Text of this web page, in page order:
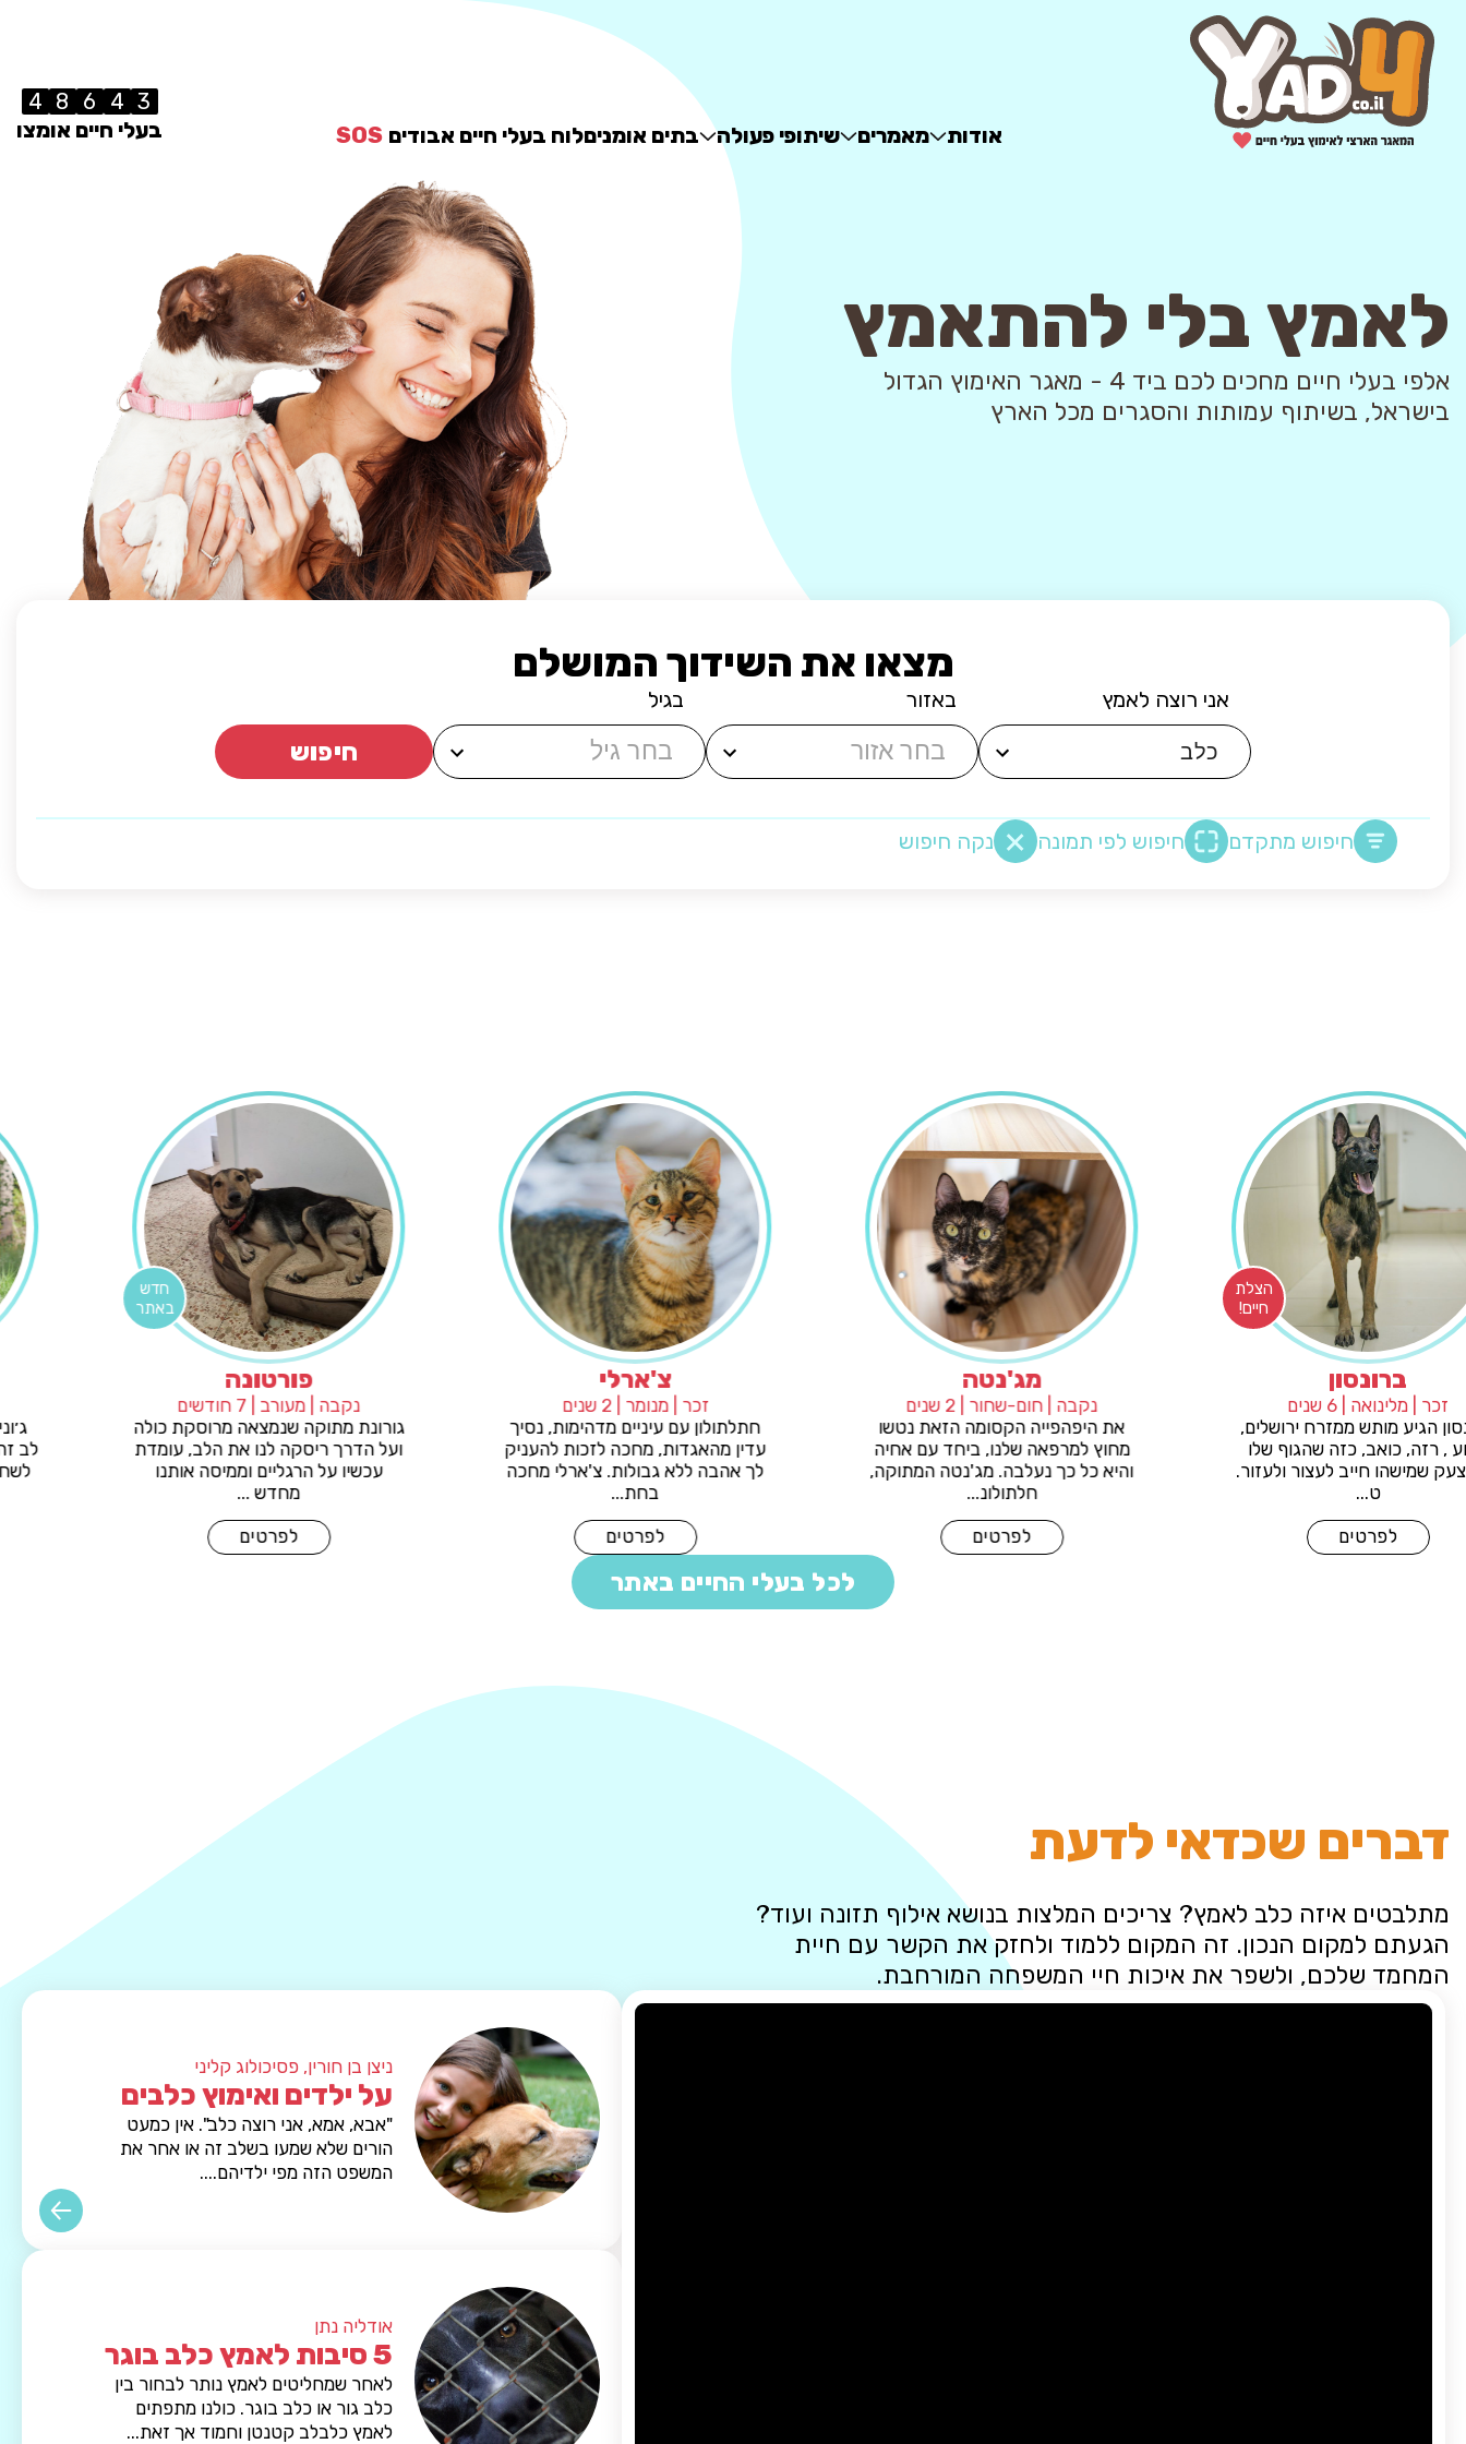
אודות מאמרים שיתופי פעולה בתים אומניםלוח בעלי חיים אבודים SOS
3
4
6
8
4
בעלי חיים אומצו
לאמץ בלי להתאמץ
אלפי בעלי חיים מחכים לכם ביד 4 - מאגר האימוץ הגדול
בישראל, בשיתוף עמותות והסגרים מכל הארץ
מצאו את השידוך המושלם
אני רוצה לאמץ באזור בגיל
חיפוש
חיפוש מתקדם חיפוש לפי תמונה נקה חיפוש
זכר | מלינואה | 6 שנים
ברונסון הגיע מותש ממזרח ירושלים,
פצוע , רזה, כואב, כזה שהגוף שלו
כבר צעק שמישהו חייב לעצור ולעזור.
לפרטים
נקבה | חום-שחור | 2 שנים
את היפהפייה הקסומה הזאת נטשו
מחוץ למרפאה שלנו, ביחד עם אחיה
והיא כל כך נעלבה. מג'נטה המתוקה,
לפרטים
זכר | מנומר | 2 שנים
חתלתולון עם עיניים מדהימות, נסיך
עדין מהאגדות, מחכה לזכות להעניק
לך אהבה ללא גבולות. צ'ארלי מחכה
לפרטים
פורטונה
נקבה | מעורב | 7 חודשים
גורונת מתוקה שנמצאה מרוסקת כולה
ועל הדרך ריסקה לנו את הלב, עומדת
עכשיו על הרגליים וממיסה אותנו
לפרטים
לכל בעלי החיים באתר
דברים שכדאי לדעת
מתלבטים איזה כלב לאמץ? צריכים המלצות בנושא אילוף תזונה ועוד?
הגעתם למקום הנכון. זה המקום ללמוד ולחזק את הקשר עם חיית
המחמד שלכם, ולשפר את איכות חיי המשפחה המורחבת.
ניצן בן חורין, פסיכולוג קליני
על ילדים ואימוץ כלבים
"אבא, אמא, אני רוצה כלב". אין כמעט
הורים שלא שמעו בשלב זה או אחר את
המשפט הזה מפי ילדיהם....
אודליה נתן
5 סיבות לאמץ כלב בוגר
לאחר שמחליטים לאמץ נותר לבחור בין
כלב גור או כלב בוגר. כולנו מתפתים
לאמץ כלבלב קטנטן וחמוד אך זאת...